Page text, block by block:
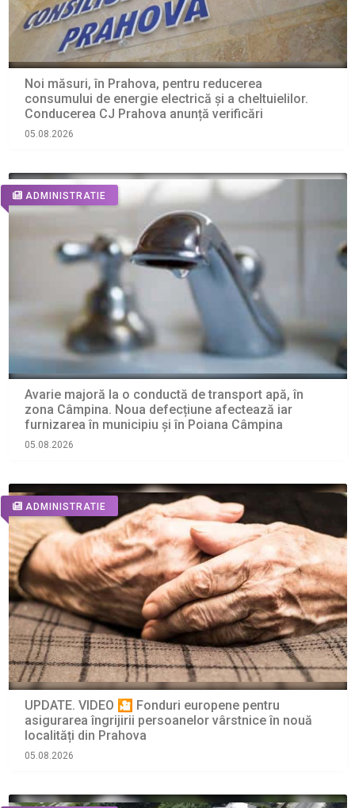
Noi măsuri, în Prahova, pentru reducerea
consumului de energie electrică și a cheltuielilor.
Conducerea CJ Prahova anunță verificări
05.08.2026
ADMINISTRATIE
Avarie majoră la o conductă de transport apă, în
zona Câmpina. Noua defecțiune afectează iar
furnizarea în municipiu și în Poiana Câmpina
05.08.2026
ADMINISTRATIE
UPDATE. VIDEO 🎦 Fonduri europene pentru
asigurarea îngrijirii persoanelor vârstnice în nouă
localități din Prahova
05.08.2026